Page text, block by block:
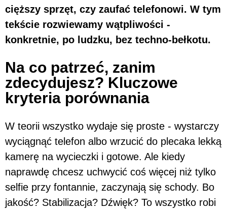
cięższy sprzęt, czy zaufać telefonowi. W tym
tekście rozwiewamy wątpliwości -
konkretnie, po ludzku, bez techno-bełkotu.
Na co patrzeć, zanim
zdecydujesz? Kluczowe
kryteria porównania
W teorii wszystko wydaje się proste - wystarczy
wyciągnąć telefon albo wrzucić do plecaka lekką
kamerę na wycieczki i gotowe. Ale kiedy
naprawdę chcesz uchwycić coś więcej niż tylko
selfie przy fontannie, zaczynają się schody. Bo
jakość? Stabilizacja? Dźwięk? To wszystko robi